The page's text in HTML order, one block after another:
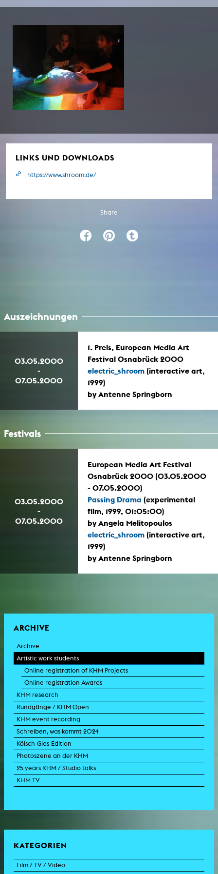
LINKS UND DOWNLOADS
https://www.shroom.de/
Share
Auszeichnungen
03.05.2000
-
07.05.2000
1. Preis, European Media Art
Festival Osnabrück 2000
electric_shroom (interactive art,
1999)
by Antenne Springborn
Festivals
03.05.2000
-
07.05.2000
European Media Art Festival
Osnabrück 2000 (03.05.2000
- 07.05.2000)
Passing Drama (experimental
film, 1999, 01:05:00)
by Angela Melitopoulos
electric_shroom (interactive art,
1999)
by Antenne Springborn
ARCHIVE
Archive
Artistic work students
Online registration of KHM Projects
Online registration Awards
KHM research
Rundgänge / KHM Open
KHM event recording
Schreiben, was kommt 2024
Kölsch-Glas-Edition
Photoszene an der KHM
25 years KHM / Studio talks
KHM TV
KATEGORIEN
Film / TV / Video